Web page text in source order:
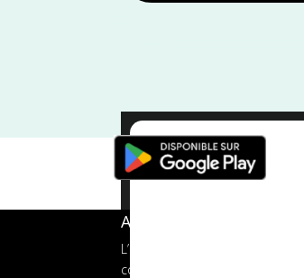
A propos de FMS
L’application tout-en-un pour les
coureurs